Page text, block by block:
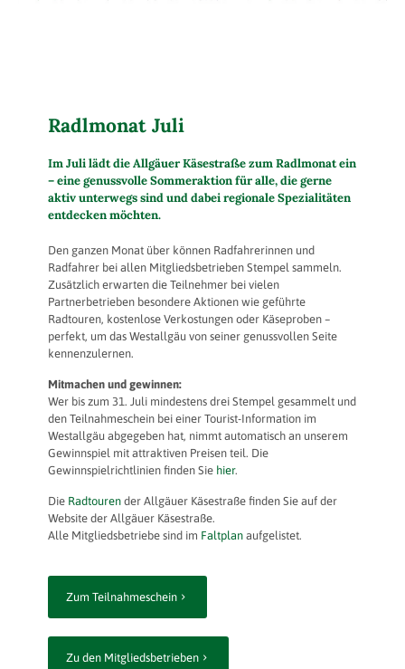
Radlmonat Juli
Im Juli lädt die Allgäuer Käsestraße zum Radlmonat ein
– eine genussvolle Sommeraktion für alle, die gerne
aktiv unterwegs sind und dabei regionale Spezialitäten
entdecken möchten.
Den ganzen Monat über können Radfahrerinnen und
Radfahrer bei allen Mitgliedsbetrieben Stempel sammeln.
Zusätzlich erwarten die Teilnehmer bei vielen
Partnerbetrieben besondere Aktionen wie geführte
Radtouren, kostenlose Verkostungen oder Käseproben –
perfekt, um das Westallgäu von seiner genussvollen Seite
kennenzulernen.
Mitmachen und gewinnen:
Wer bis zum 31. Juli mindestens drei Stempel gesammelt und
den Teilnahmeschein bei einer Tourist-Information im
Westallgäu abgegeben hat, nimmt automatisch an unserem
Gewinnspiel mit attraktiven Preisen teil. Die
Gewinnspielrichtlinien finden Sie hier.
Die Radtouren der Allgäuer Käsestraße finden Sie auf der
Website der Allgäuer Käsestraße.
Alle Mitgliedsbetriebe sind im Faltplan aufgelistet.
Zum Teilnahmeschein
Zu den Mitgliedsbetrieben